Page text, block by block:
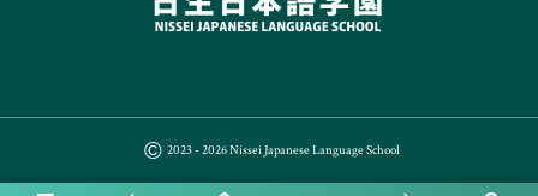
© 2023 - 2026Nissei Japanese Language School